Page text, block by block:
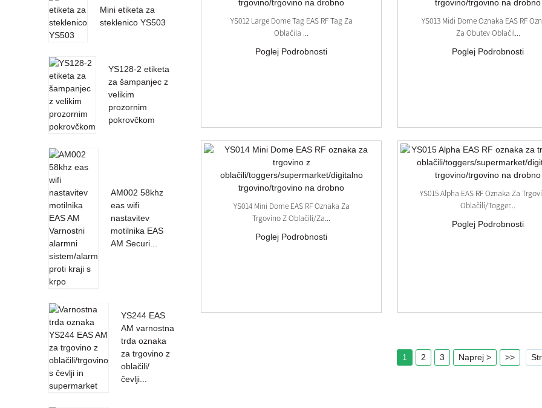
Mini etiketa za
steklenico YS503
YS128-2 etiketa
za šampanjec z
velikim
prozornim
pokrovčkom
AM002 58khz
eas wifi
nastavitev
motilnika EAS
AM Securi...
YS244 EAS
AM varnostna
trda oznaka
za trgovino z
oblačili/
čevlji...
YS012 Large Dome Tag EAS RF Tag Za
Oblačila ...
Poglej Podrobnosti
YS013 Midi Dome Oznaka EAS RF
Za Obutev Oblačil...
Poglej Podrobnosti
YS014 Mini Dome EAS RF Oznaka Za
Trgovino Z Oblačili/za...
Poglej Podrobnosti
YS015 Alpha EAS RF Oznaka Za
Oblačili/togger...
Poglej Podrobnosti
1 2 3 Naprej > >>